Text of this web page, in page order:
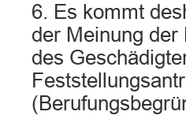
6. Es kommt
der Meinung der
des